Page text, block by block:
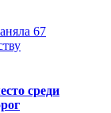
среди